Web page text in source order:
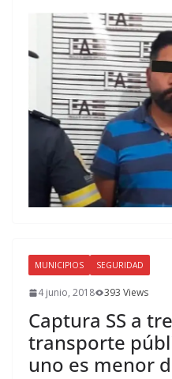
MUNICIPIOS SEGURIDAD
4 junio, 2018 393 Views
Captura SS a
transporte
uno es menor